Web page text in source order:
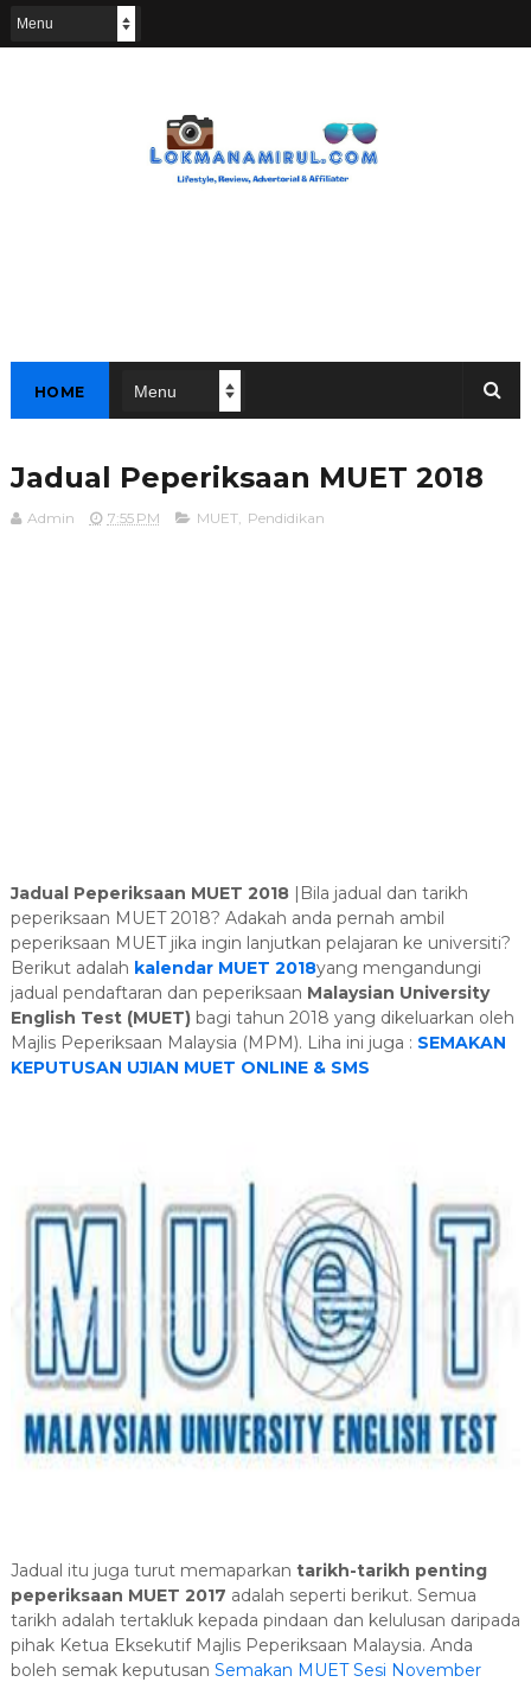
HOME
Jadual Peperiksaan MUET 2018
Admin 7:55 PM MUET, Pendidikan
Jadual Peperiksaan MUET 2018 |Bila jadual dan tarikh
peperiksaan MUET 2018? Adakah anda pernah ambil
peperiksaan MUET jika ingin lanjutkan pelajaran ke universiti?
Berikut adalah kalendar MUET 2018yang mengandungi
jadual pendaftaran dan peperiksaan Malaysian University
English Test (MUET) bagi tahun 2018 yang dikeluarkan oleh
Majlis Peperiksaan Malaysia (MPM). Liha ini juga : SEMAKAN
KEPUTUSAN UJIAN MUET ONLINE & SMS
Jadual itu juga turut memaparkan tarikh-tarikh penting
peperiksaan MUET 2017 adalah seperti berikut. Semua
tarikh adalah tertakluk kepada pindaan dan kelulusan daripada
pihak Ketua Eksekutif Majlis Peperiksaan Malaysia. Anda
boleh semak keputusan Semakan MUET Sesi November